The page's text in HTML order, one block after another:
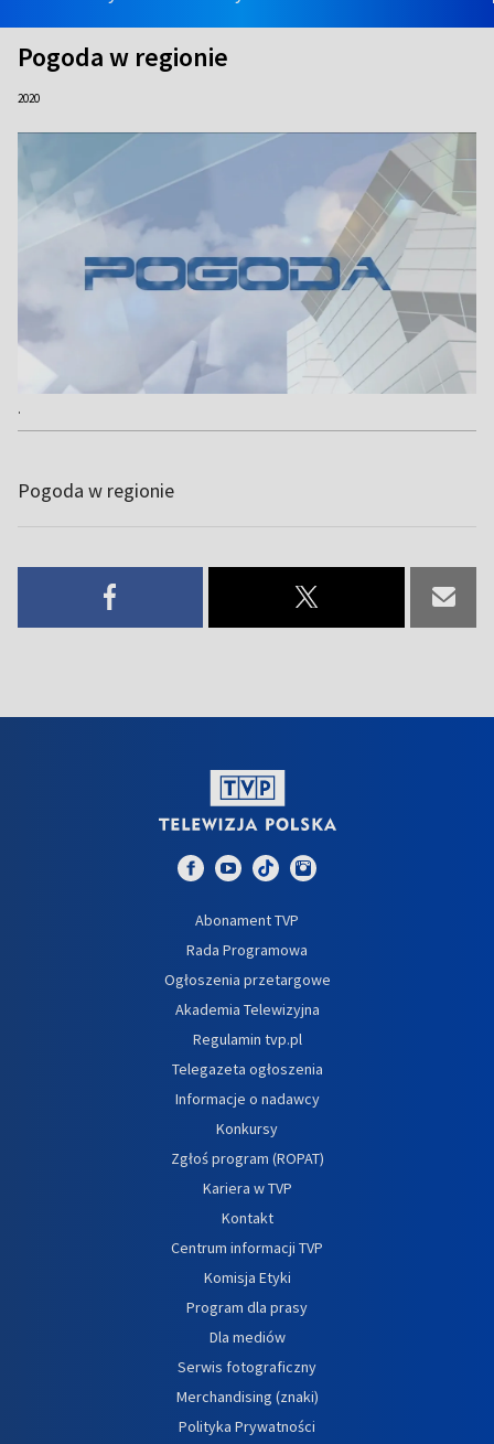
Pogoda w regionie
2020
.
Pogoda w regionie
Abonament TVP
Rada Programowa
Ogłoszenia przetargowe
Akademia Telewizyjna
Regulamin tvp.pl
Telegazeta ogłoszenia
Informacje o nadawcy
Konkursy
Zgłoś program (ROPAT)
Kariera w TVP
Kontakt
Centrum informacji TVP
Komisja Etyki
Program dla prasy
Dla mediów
Serwis fotograficzny
Merchandising (znaki)
Polityka Prywatności